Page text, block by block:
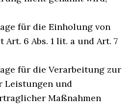
für die Einholung von
6 Abs. 1 lit. a und Art. 7
für die Verarbeitung zur
Leistungen und
Maßnahmen